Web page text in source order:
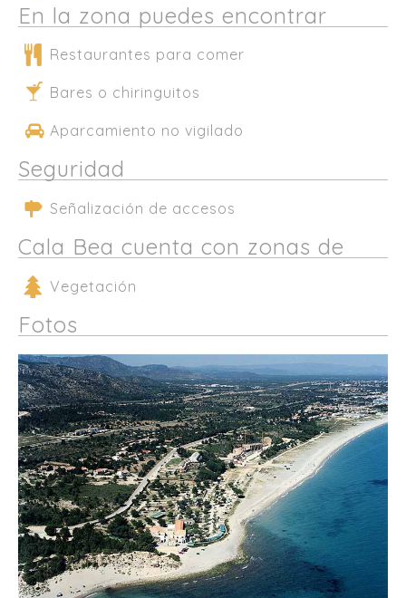
En la zona puedes encontrar
Restaurantes para comer
Bares o chiringuitos
Aparcamiento no vigilado
Seguridad
Señalización de accesos
Cala Bea cuenta con zonas de
Vegetación
Fotos